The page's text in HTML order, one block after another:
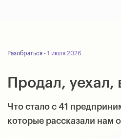
Разобраться • 1 июля 2026
Продал, уехал,
Что стало с 41
которые рассказали нам